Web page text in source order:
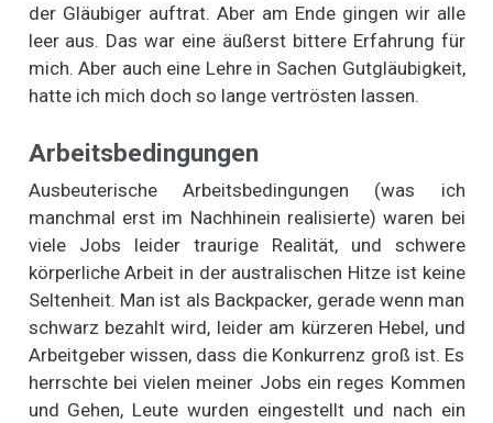
der Gläubiger auftrat. Aber am Ende gingen wir alle
leer aus. Das war eine äußerst bittere Erfahrung für
mich. Aber auch eine Lehre in Sachen Gutgläubigkeit,
hatte ich mich doch so lange vertrösten lassen.
Arbeitsbedingungen
Ausbeuterische Arbeitsbedingungen (was ich
manchmal erst im Nachhinein realisierte) waren bei
viele Jobs leider traurige Realität, und schwere
körperliche Arbeit in der australischen Hitze ist keine
Seltenheit. Man ist als Backpacker, gerade wenn man
schwarz bezahlt wird, leider am kürzeren Hebel, und
Arbeitgeber wissen, dass die Konkurrenz groß ist. Es
herrschte bei vielen meiner Jobs ein reges Kommen
und Gehen, Leute wurden eingestellt und nach ein